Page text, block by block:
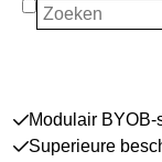
Zoeken
Modulair BYOB-
Superieure